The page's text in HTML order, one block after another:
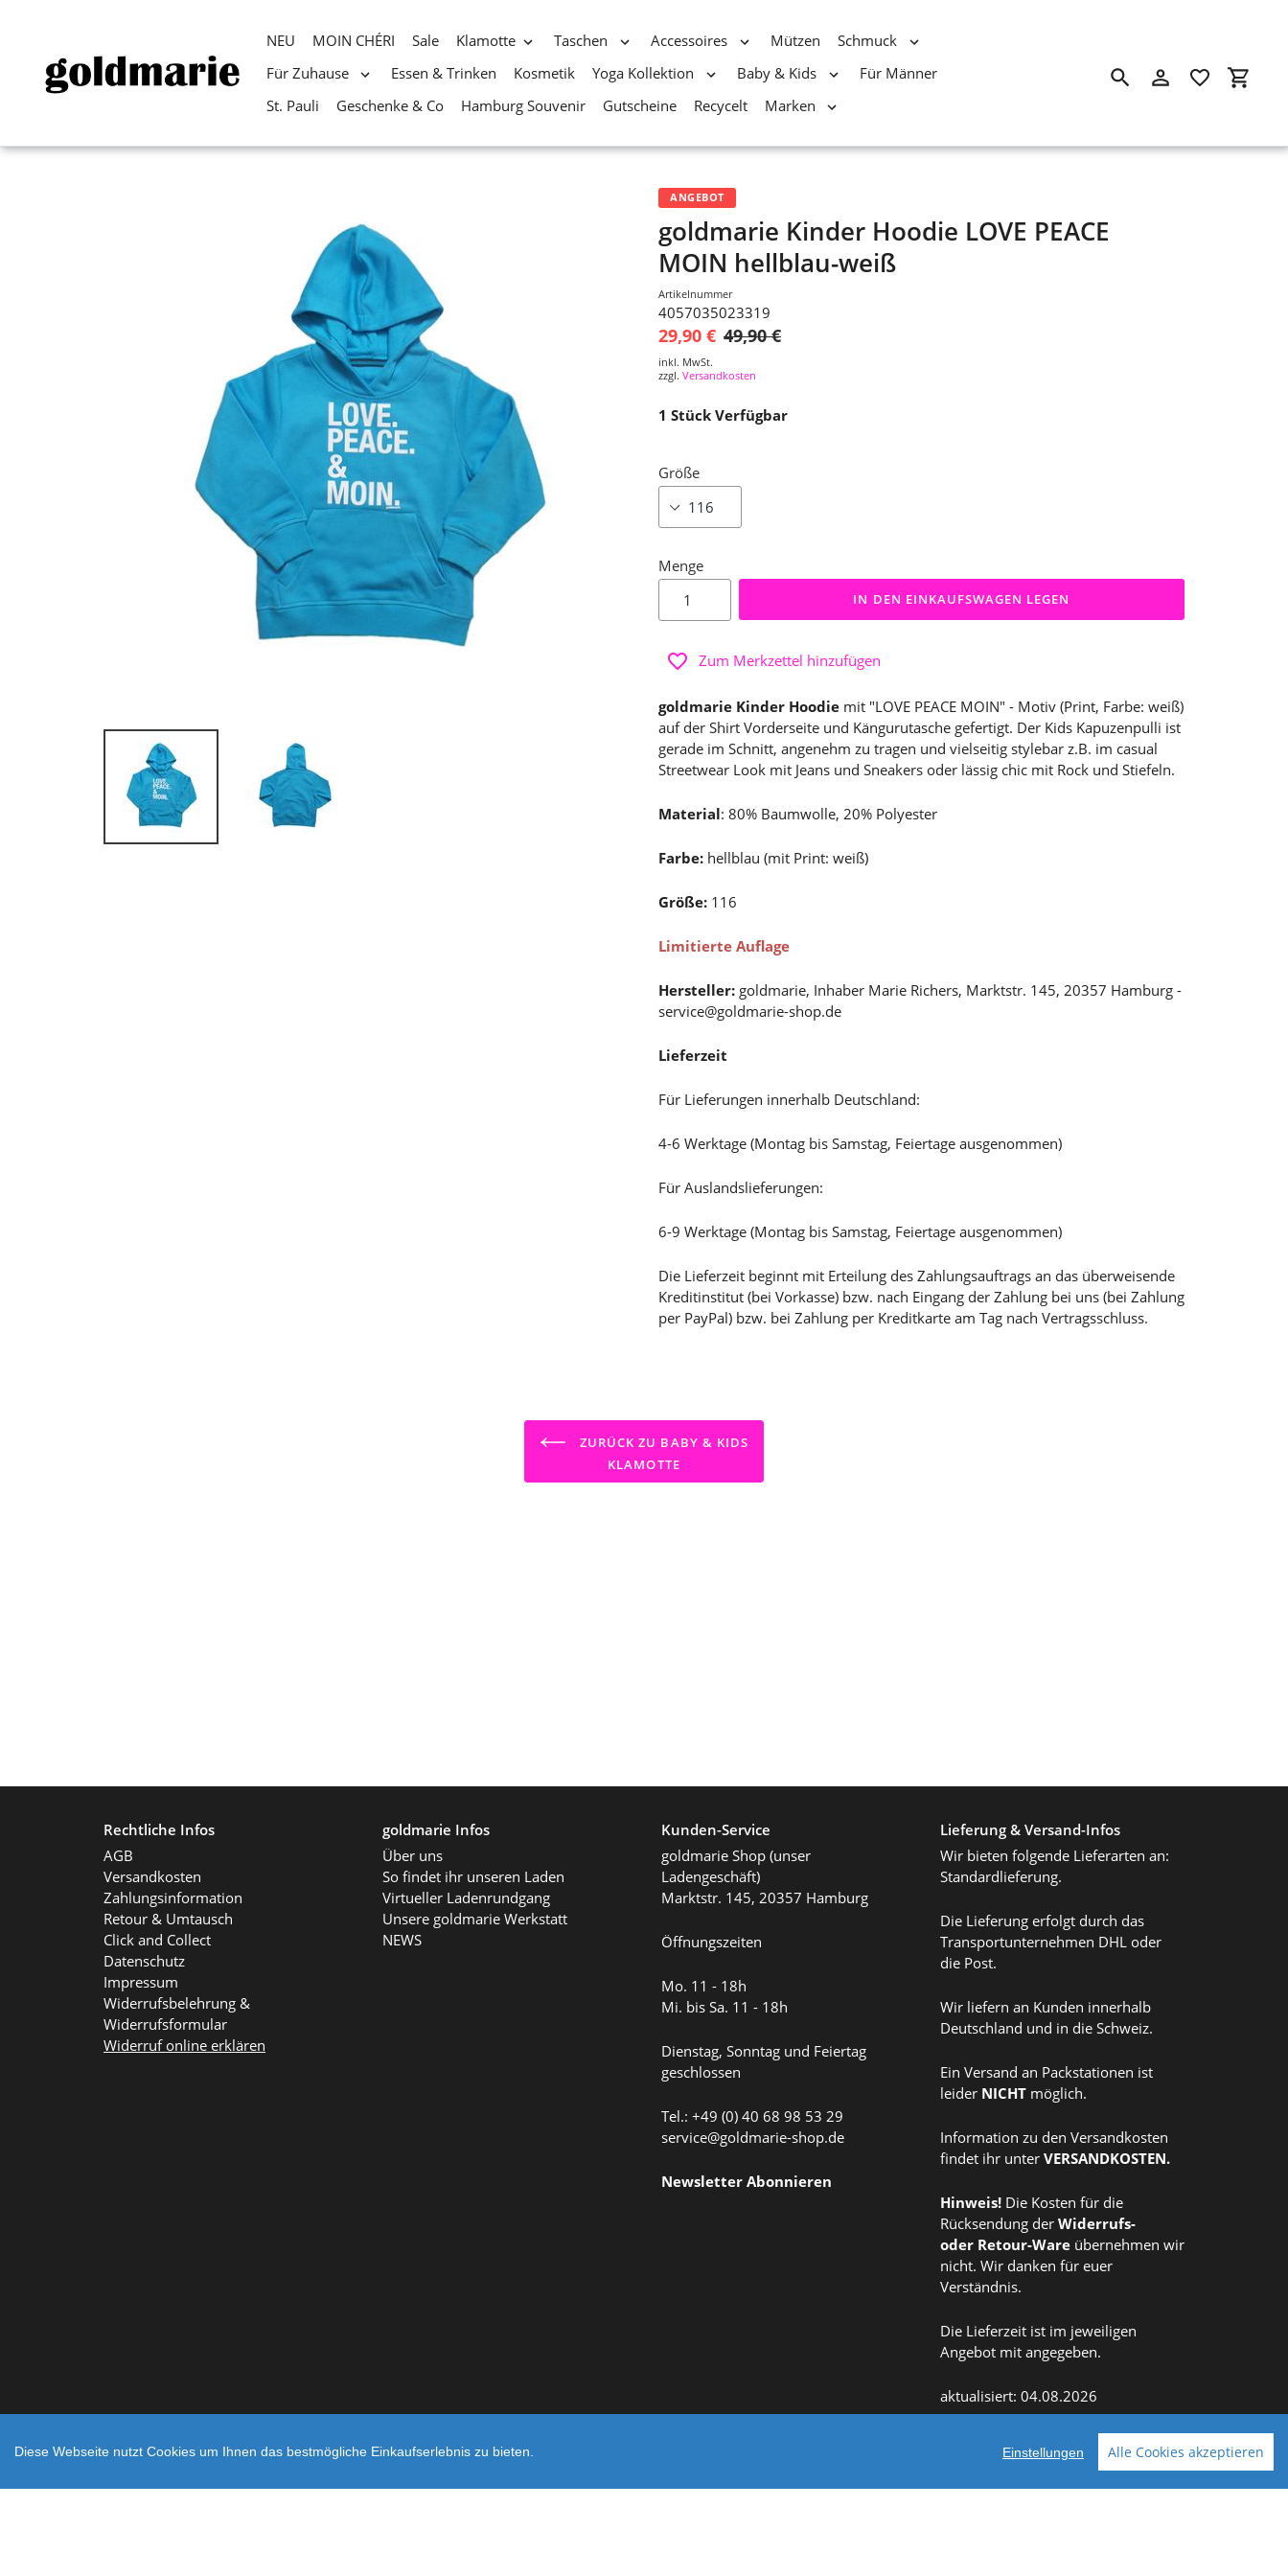
Direkt
NEU MOIN CHÉRI Sale Klamotte Taschen Accessoires Mützen
Schmuck
Für Zuhause
Essen & Trinken Kosmetik Yoga Kollektion Baby & Kids
Für Männer
St. Pauli
Geschenke & Co Hamburg Souvenir Gutscheine Recycelt Marken
SuchenEinloggen
ANGEBOT
goldmarie Kinder Hoodie LOVE PEACE
MOIN hellblau-weiß
Artikelnummer
4057035023319
29,90 € 49,90 €
inkl. MwSt.
zzgl. Versandkosten
1 Stück Verfügbar
Größe
Menge
IN DEN EINKAUFSWAGEN LEGEN
Zum Merkzettel hinzufügen
goldmarie Kinder Hoodie mit "LOVE PEACE MOIN" - Motiv (Print, Farbe: weiß)
auf der Shirt Vorderseite und Kängurutasche gefertigt. Der Kids Kapuzenpulli ist
gerade im Schnitt, angenehm zu tragen und vielseitig stylebar z.B. im casual
Streetwear Look mit Jeans und Sneakers oder lässig chic mit Rock und Stiefeln.
Material: 80% Baumwolle, 20% Polyester
Farbe: hellblau (mit Print: weiß)
Größe: 116
Limitierte Auflage
Hersteller: goldmarie, Inhaber Marie Richers, Marktstr. 145, 20357 Hamburg -
service@goldmarie-shop.de
Lieferzeit
Für Lieferungen innerhalb Deutschland:
4-6 Werktage (Montag bis Samstag, Feiertage ausgenommen)
Für Auslandslieferungen:
6-9 Werktage (Montag bis Samstag, Feiertage ausgenommen)
Die Lieferzeit beginnt mit Erteilung des Zahlungsauftrags an das überweisende
Kreditinstitut (bei Vorkasse) bzw. nach Eingang der Zahlung bei uns (bei Zahlung
per PayPal) bzw. bei Zahlung per Kreditkarte am Tag nach Vertragsschluss.
ZURÜCK ZU BABY & KIDS
KLAMOTTE
Rechtliche Infos
AGB
Versandkosten
Zahlungsinformation
Retour & Umtausch
Click and Collect
Datenschutz
Impressum
Widerrufsbelehrung &
Widerrufsformular
Widerruf online erklären
goldmarie Infos
Über uns
So findet ihr unseren Laden
Virtueller Ladenrundgang
Unsere goldmarie Werkstatt
NEWS
Kunden-Service
goldmarie Shop (unser
Ladengeschäft)
Marktstr. 145, 20357 Hamburg
Öffnungszeiten
Mo. 11 - 18h
Mi. bis Sa. 11 - 18h
Dienstag, Sonntag und Feiertag
geschlossen
Tel.: +49 (0) 40 68 98 53 29
service@goldmarie-shop.de
Newsletter Abonnieren
Lieferung & Versand-Infos
Wir bieten folgende Lieferarten an:
Standardlieferung.
Die Lieferung erfolgt durch das
Transportunternehmen DHL oder
die Post.
Wir liefern an Kunden innerhalb
Deutschland und in die Schweiz.
Ein Versand an Packstationen ist
leider NICHT möglich.
Information zu den Versandkosten
findet ihr unter VERSANDKOSTEN.
Hinweis! Die Kosten für die
Rücksendung der Widerrufs-
oder Retour-Ware übernehmen wir
nicht. Wir danken für euer
Verständnis.
Die Lieferzeit ist im jeweiligen
Angebot mit angegeben.
aktualisiert: 04.08.2026
Diese Webseite nutzt Cookies um Ihnen das bestmögliche Einkaufserlebnis zu bieten. Einstellungen Alle Cookies akzeptieren